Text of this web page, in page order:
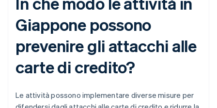
Giappone possono
prevenire gli attacchi alle
carte di credito?
Le attività possono implementare diverse misure per